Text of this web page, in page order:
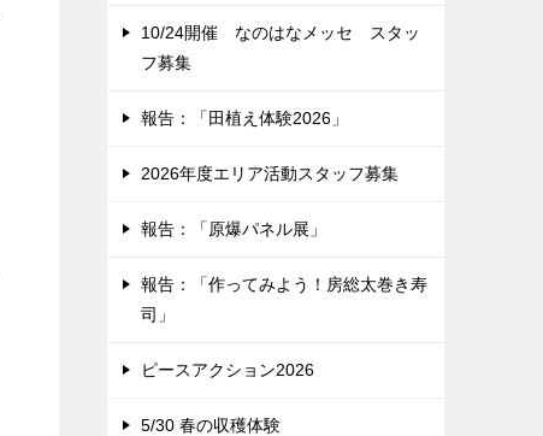
10/24開催 なのはなメッセ スタッ
フ募集
報告：「田植え体験2026」
2026年度エリア活動スタッフ募集
報告：「原爆パネル展」
報告：「作ってみよう！房総太巻き寿
司」
ピースアクション2026
5/30 春の収穫体験